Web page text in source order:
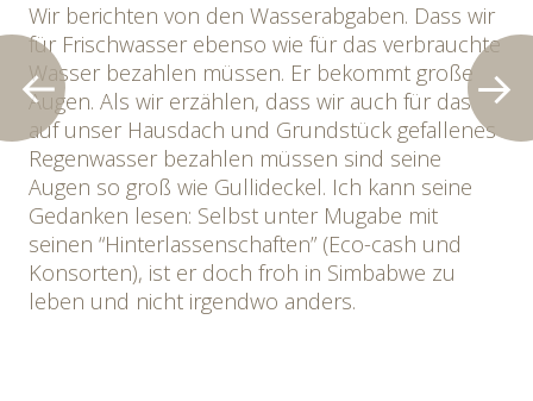
Wir berichten von den Wasserabgaben. Dass wir
für Frischwasser ebenso wie für das verbrauchte
Wasser bezahlen müssen. Er bekommt große
Augen. Als wir erzählen, dass wir auch für das
auf unser Hausdach und Grundstück gefallenes
Regenwasser bezahlen müssen sind seine
Augen so groß wie Gullideckel. Ich kann seine
Gedanken lesen: Selbst unter Mugabe mit
seinen “Hinterlassenschaften” (Eco-cash und
Konsorten), ist er doch froh in Simbabwe zu
leben und nicht irgendwo anders.